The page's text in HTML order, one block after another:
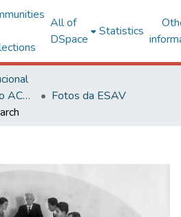
All of
DSpace
Statistics
Acervo Fotográfico do ACH-UFV
Fotos da ESAV